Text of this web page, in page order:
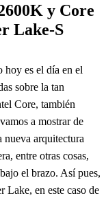
y Core
Lake-S
hoy es el día en el
sobre la tan
Core, también
a mostrar de
nueva arquitectura
entre otras cosas,
el brazo. Así pues,
Lake, en este caso de